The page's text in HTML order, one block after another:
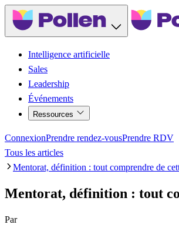
Intelligence artificielle
Sales
Leadership
Événements
Ressources
ConnexionPrendre rendez-vousPrendre RDV
Tous les articles
Mentorat, définition : tout comprendre de
Mentorat, définition : tout
Par